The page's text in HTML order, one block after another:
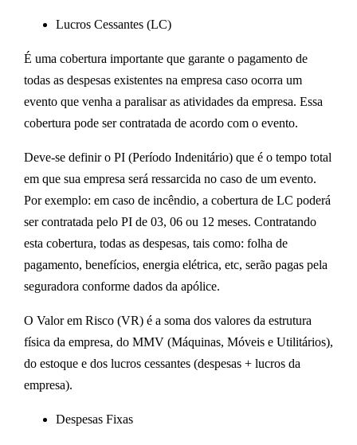
Lucros Cessantes (LC)
É uma cobertura importante que garante o pagamento de
todas as despesas existentes na empresa caso ocorra um
evento que venha a paralisar as atividades da empresa. Essa
cobertura pode ser contratada de acordo com o evento.
Deve-se definir o PI (Período Indenitário) que é o tempo total
em que sua empresa será ressarcida no caso de um evento.
Por exemplo: em caso de incêndio, a cobertura de LC poderá
ser contratada pelo PI de 03, 06 ou 12 meses. Contratando
esta cobertura, todas as despesas, tais como: folha de
pagamento, benefícios, energia elétrica, etc, serão pagas pela
seguradora conforme dados da apólice.
O Valor em Risco (VR) é a soma dos valores da estrutura
física da empresa, do MMV (Máquinas, Móveis e Utilitários),
do estoque e dos lucros cessantes (despesas + lucros da
empresa).
Despesas Fixas